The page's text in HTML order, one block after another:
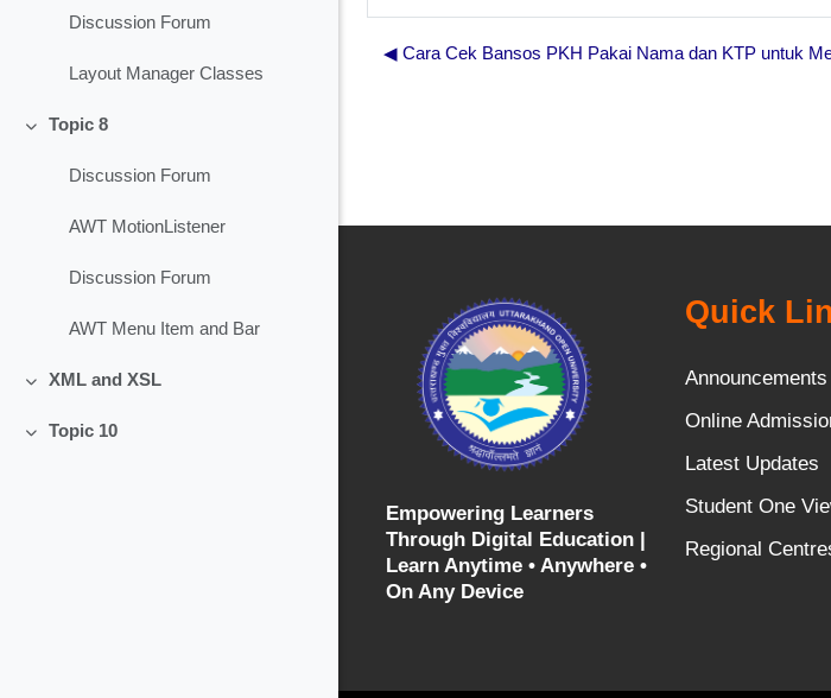
Discussion Forum
Layout Manager Classes
Collapse
Topic 8
Discussion Forum
AWT MotionListener
Discussion Forum
AWT Menu Item and Bar
XML and XSL
Collapse
Topic 10
◀︎ Cara Cek Bansos PKH Pakai Nama dan KTP untuk
Empowering Learners
Through Digital Education |
Learn Anytime • Anywhere •
On Any Device
Quick
Announcements
Online
Latest Updates
Student One
Regional